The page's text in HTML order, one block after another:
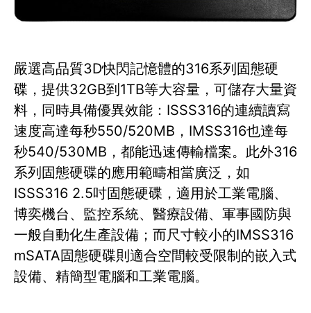
嚴選高品質3D快閃記憶體的316系列固態硬
碟，提供32GB到1TB等大容量，可儲存大量資
料，同時具備優異效能：ISSS316的連續讀寫
速度高達每秒550/520MB，IMSS316也達每
秒540/530MB，都能迅速傳輸檔案。此外316
系列固態硬碟的應用範疇相當廣泛，如
ISSS316 2.5吋固態硬碟，適用於工業電腦、
博奕機台、監控系統、醫療設備、軍事國防與
一般自動化生產設備；而尺寸較小的IMSS316
mSATA固態硬碟則適合空間較受限制的嵌入式
設備、精簡型電腦和工業電腦。